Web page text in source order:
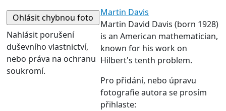
Nahlásit porušení
duševního vlastnictví,
nebo práva na ochranu
soukromí.
Martin Davis
Martin David Davis (born 1928)
is an American mathematician,
known for his work on
Hilbert's tenth problem.
Pro přidání, nebo úpravu
fotografie autora se prosím
přihlaste: